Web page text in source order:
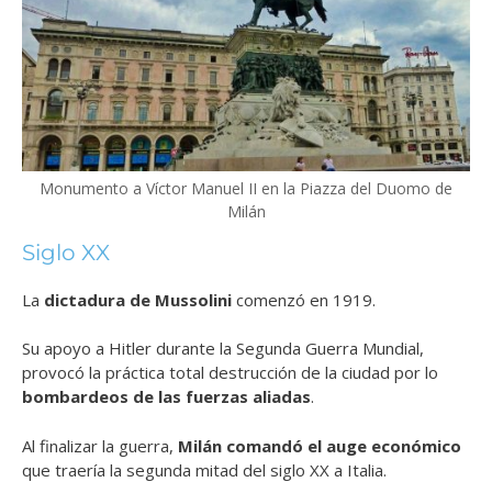
Monumento a Víctor Manuel II en la Piazza del Duomo de
Milán
Siglo XX
La dictadura de Mussolini comenzó en 1919.
Su apoyo a Hitler durante la Segunda Guerra Mundial,
provocó la práctica total destrucción de la ciudad por lo
bombardeos de las fuerzas aliadas.
Al finalizar la guerra, Milán comandó el auge económico
que traería la segunda mitad del siglo XX a Italia.